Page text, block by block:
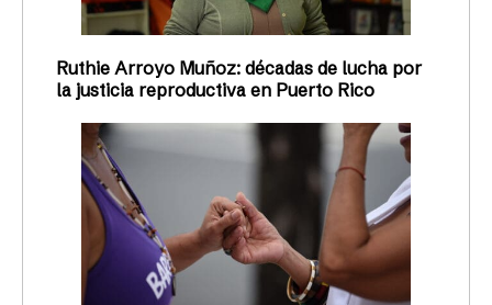
Ruthie Arroyo Muñoz: décadas de lucha por
la justicia reproductiva en Puerto Rico